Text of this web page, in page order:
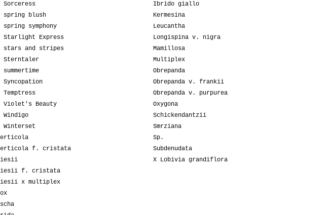
Sorceress
spring blush
spring symphony
Starlight Express
stars and stripes
Sterntaler
summertime
Syncopation
Temptress
Violet's Beauty
Windigo
Winterset
f. cristata
f. cristata
x multiplex
Ibrido giallo
Kermesina
Leucantha
Longispina v. nigra
Mamillosa
Multiplex
Obrepanda
Obrepanda v. frankii
Obrepanda v. purpurea
Oxygona
Schickendantzii
Smrziana
Sp.
Subdenudata
X Lobivia grandiflora